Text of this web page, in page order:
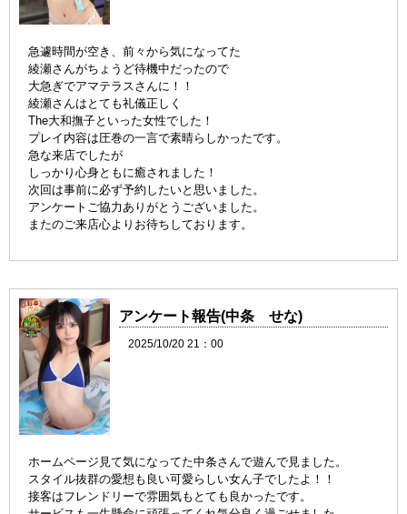
急遽時間が空き、前々から気になってた
綾瀬さんがちょうど待機中だったので
大急ぎでアマテラスさんに！！
綾瀬さんはとても礼儀正しく
The大和撫子といった女性でした！
プレイ内容は圧巻の一言で素晴らしかったです。
急な来店でしたが
しっかり心身ともに癒されました！
次回は事前に必ず予約したいと思いました。
アンケートご協力ありがとうございました。
またのご来店心よりお待ちしております。
アンケート報告(中条 せな)
2025/10/20 21：00
ホームページ見て気になってた中条さんで遊んで見ました。
スタイル抜群の愛想も良い可愛らしい女ん子でしたよ！！
接客はフレンドリーで雰囲気もとても良かったです。